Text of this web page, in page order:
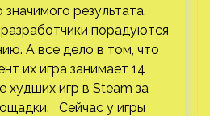
результата.
порадуются
А все дело в том, что
их игра занимает 14
худших игр в Steam за
Сейчас у игры